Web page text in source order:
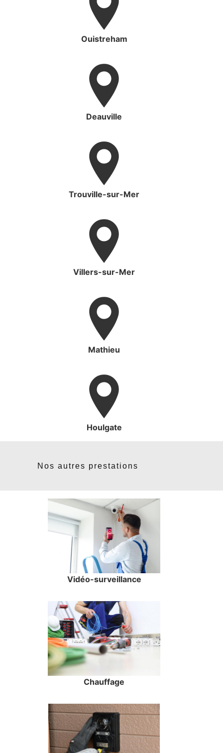
Ouistreham
Deauville
Trouville-sur-Mer
Villers-sur-Mer
Mathieu
Houlgate
Nos autres prestations
Vidéo-surveillance
Chauffage